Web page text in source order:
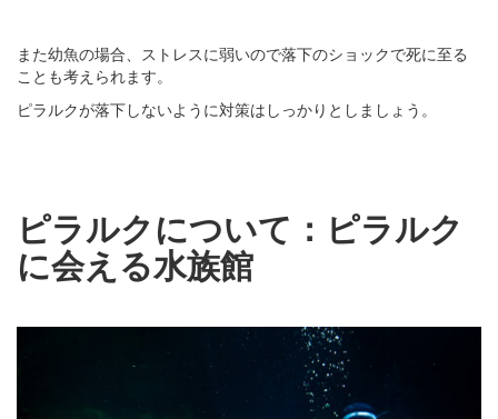
また幼魚の場合、ストレスに弱いので落下のショックで死に至る
ことも考えられます。
ピラルクが落下しないように対策はしっかりとしましょう。
ピラルクについて：ピラルク
に会える水族館